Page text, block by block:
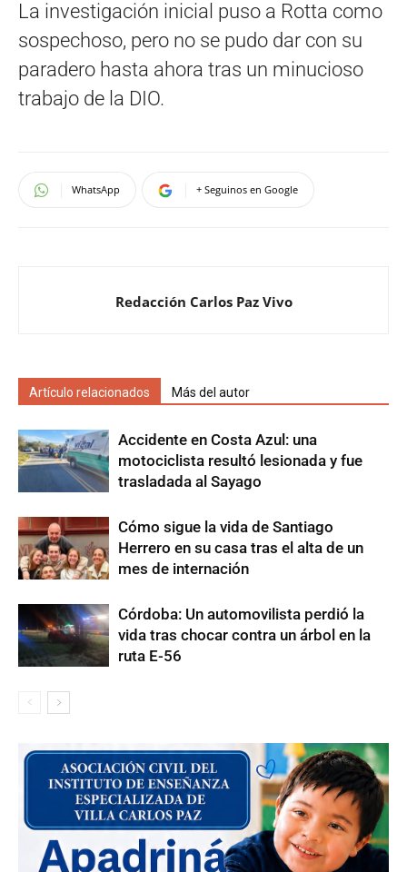
La investigación inicial puso a Rotta como
sospechoso, pero no se pudo dar con su
paradero hasta ahora tras un minucioso
trabajo de la DIO.
WhatsApp + Seguinos en Google
Redacción Carlos Paz Vivo
Artículo relacionados Más del autor
Accidente en Costa Azul: una
motociclista resultó lesionada y fue
trasladada al Sayago
Cómo sigue la vida de Santiago
Herrero en su casa tras el alta de un
mes de internación
Córdoba: Un automovilista perdió la
vida tras chocar contra un árbol en la
ruta E-56